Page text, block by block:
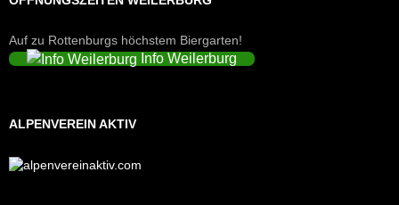
Auf zu Rottenburgs höchstem Biergarten!
Info Weilerburg
ALPENVEREIN AKTIV